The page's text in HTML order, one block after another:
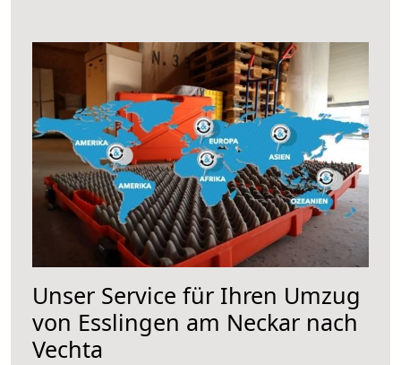
Unser Service für Ihren Umzug
von Esslingen am Neckar nach
Vechta